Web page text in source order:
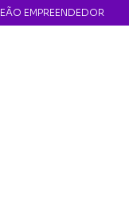
EMPREENDEDOR